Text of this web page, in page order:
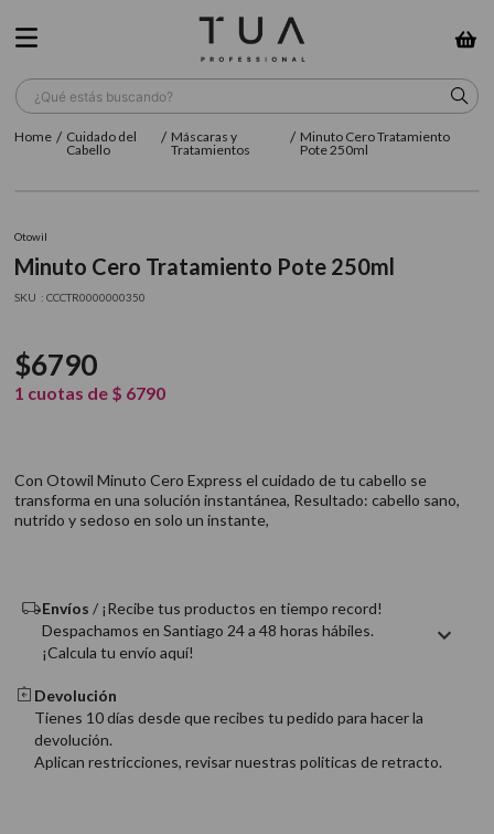
¿Qué estás buscando?
Cuidado del
Cabello
Máscaras y
Tratamientos
Minuto Cero Tratamiento
Pote 250ml
Otowil
Minuto Cero Tratamiento Pote 250ml
: CCCTR0000000350
$6790
1 cuotas de $ 6790
Con Otowil Minuto Cero Express el cuidado de tu cabello se
transforma en una solución instantánea, Resultado: cabello sano,
nutrido y sedoso en solo un instante,
Envíos / ¡Recibe tus productos en tiempo record!
Despachamos en Santiago 24 a 48 horas hábiles.
¡Calcula tu envío aquí!
Devolución
Tienes 10 días desde que recibes tu pedido para hacer la
devolución.
Aplican restricciones, revisar nuestras politicas de retracto.
TÉRMINOS MÁS BUSCADOS
3. farmavita
5. cepillo
6. gama
9. acondicionador